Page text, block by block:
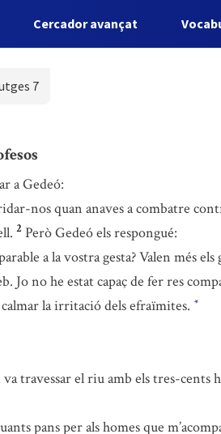
Cercador avançat
7
a Gedeó:
nos quan anaves a combatre
2 Però Gedeó els respongué:
a la vostra gesta? Valen més
Jo no he estat capaç de fer res
la irritació dels efraïmites. *
travessar el riu amb els tres-cents
pans per als homes que